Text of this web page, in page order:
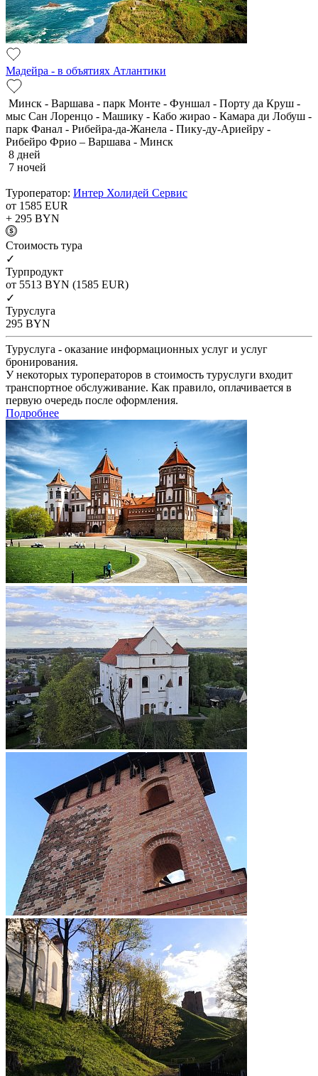
Мадейра - в объятиях Атлантики
Минск - Варшава - парк Монте - Фуншал - Порту да Круш -
мыс Сан Лоренцо - Машику - Кабо жирао - Камара ди Лобуш -
парк Фанал - Рибейра-да-Жанела - Пику-ду-Ариейру -
Рибейро Фрио – Варшава - Минск
8 дней
7 ночей
Туроператор: Интер Холидей Сервис
от 1585 EUR
+ 295 BYN
Cтоимость тура
✓
Турпродукт
от 5513 BYN (1585 EUR)
✓
Туруслуга
295 BYN
Туруслуга - оказание информационных услуг и услуг
бронирования.
У некоторых туроператоров в стоимость туруслуги входит
транспортное обслуживание. Как правило, оплачивается в
первую очередь после оформления.
Подробнее